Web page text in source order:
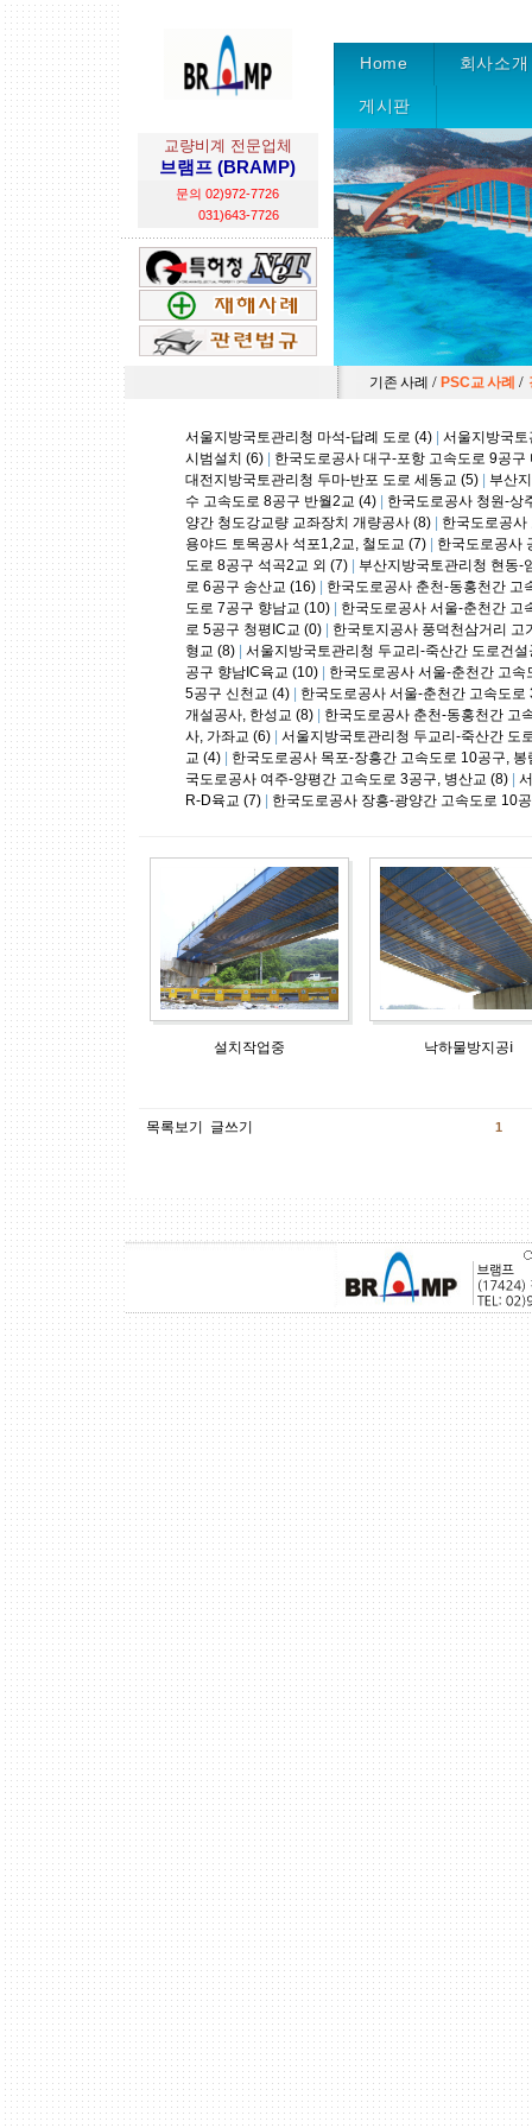
Home 회사소개
게시판
교량비계 전문업체
브램프 (BRAMP)
문의 02)972-7726
031)643-7726
기존 사례 /PSC교 사례 /
서울지방국토관리청 마석-답례 도로 (4)
서울지방국
시범설치 (6)
한국도로공사 대구-포항 고속도로 9공구
대전지방국토관리청 두마-반포 도로 세동교 (5)
부산
수 고속도로 8공구 반월2교 (4)
한국도로공사 청원-상
양간 청도강교량 교좌장치 개량공사 (8)
한국도로공
용야드 토목공사 석포1,2교, 철도교 (7)
한국도로공사
도로 8공구 석곡2교 외 (7)
부산지방국토관리청 현동-
로 6공구 송산교 (16)
한국도로공사 춘천-동홍천간 고
도로 7공구 향남교 (10)
한국도로공사 서울-춘천간 고
로 5공구 청평IC교 (0)
한국토지공사 풍덕천삼거리 고
형교 (8)
서울지방국토관리청 두교리-죽산간 도로건
공구 향남IC육교 (10)
한국도로공사 서울-춘천간 고
5공구 신천교 (4)
한국도로공사 서울-춘천간 고속도
개설공사, 한성교 (8)
한국도로공사 춘천-동홍천간 고
사, 가좌교 (6)
서울지방국토관리청 두교리-죽산간 도
교 (4)
한국도로공사 목포-장흥간 고속도로 10공구, 봉
국도로공사 여주-양평간 고속도로 3공구, 병산교 (8)
R-D육교 (7)
한국도로공사 장흥-광양간 고속도로 10
설치작업중 낙하물방지공ⅰ
목록보기 글쓰기 1